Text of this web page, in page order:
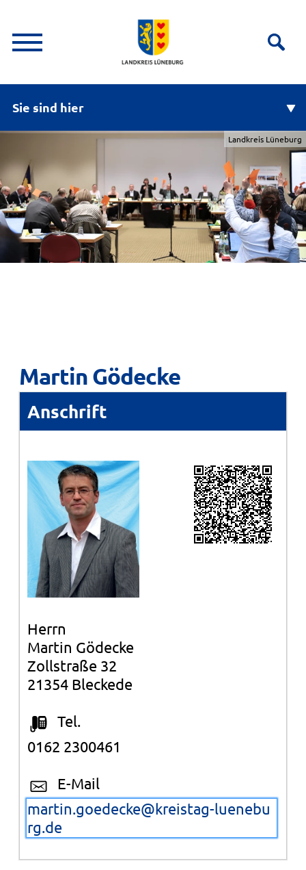
Sie sind hier
Landkreis Lüneburg
Martin Gödecke
Anschrift
Herrn
Martin Gödecke
Zollstraße 32
21354 Bleckede
Tel.
0162 2300461
E-Mail
martin.goedecke@kreistag-luenebu
rg.de